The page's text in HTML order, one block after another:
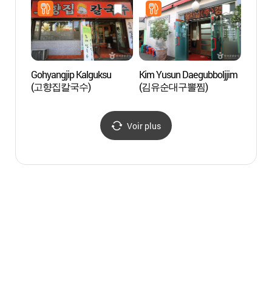
Gohyangjip Kalguksu
(고향집칼국수)
Kim Yusun Daegubboljjim
(김유순대구뽈찜)
Voir plus